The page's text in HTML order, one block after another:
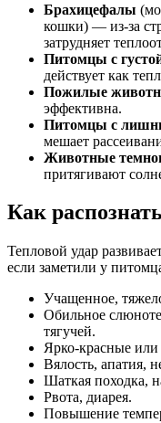
Брахицефалы
кошки) — из-за
затрудняет
Питомцы с
действует как
Пожилые
эффективна.
Питомцы с
мешает
Животные
притягивают
Как
Тепловой удар
если заметили у
Учащенное,
Обильное
тягучей.
Ярко-красные
Вялость, апатия,
Шаткая походка,
Рвота, диарея.
Повышение